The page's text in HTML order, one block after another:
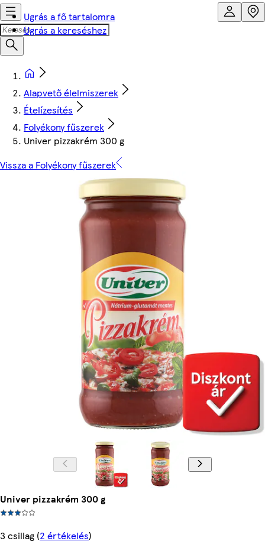
Ugrás a fő tartalomra
Ugrás a kereséshez
Alapvető élelmiszerek
Ételízesítés
Folyékony fűszerek
Univer pizzakrém 300 g
Vissza a Folyékony fűszerek
Univer pizzakrém 300 g
3 csillag (2 értékelés)